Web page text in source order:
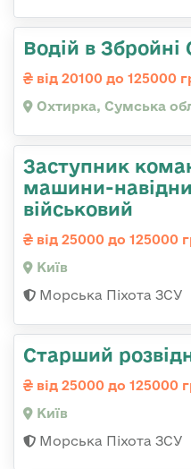
Водій в Збройні
від 20100 до 125000
Охтирка, Сумська
Заступник
машини-
військовий
від 25000 до 125000
Київ
Морська Піхота ЗСУ
Стаpший
від 25000 до 125000
Київ
Морська Піхота ЗСУ